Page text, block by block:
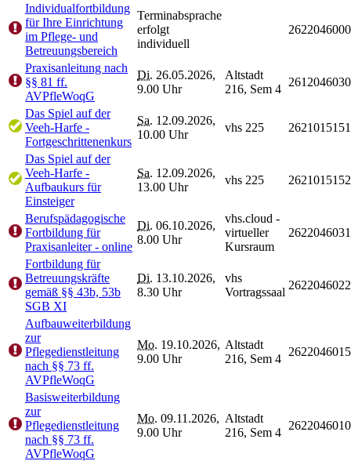
Individualfortbildung
für Ihre Einrichtung
im Pflege- und
Betreuungsbereich
Terminabsprache
erfolgt
individuell
2622046000
Praxisanleitung nach
§§ 81 ff.
AVPfleWoqG
Di. 26.05.2026,
9.00 Uhr
Altstadt
216, Sem 4
2612046030
Das Spiel auf der
Veeh-Harfe -
Fortgeschrittenenkurs
Sa. 12.09.2026,
10.00 Uhr
vhs 225 2621015151
Das Spiel auf der
Veeh-Harfe -
Aufbaukurs für
Einsteiger
Sa. 12.09.2026,
13.00 Uhr
vhs 225 2621015152
Berufspädagogische
Fortbildung für
Praxisanleiter - online
Di. 06.10.2026,
8.00 Uhr
vhs.cloud -
virtueller
Kursraum
2622046031
Fortbildung für
Betreuungskräfte
gemäß §§ 43b, 53b
SGB XI
Di. 13.10.2026,
8.30 Uhr
vhs
Vortragssaal
2622046022
Aufbauweiterbildung
zur
Pflegedienstleitung
nach §§ 73 ff.
AVPfleWoqG
Mo. 19.10.2026,
9.00 Uhr
Altstadt
216, Sem 4
2622046015
Basisweiterbildung
zur
Pflegedienstleitung
nach §§ 73 ff.
AVPfleWoqG
Mo. 09.11.2026,
9.00 Uhr
Altstadt
216, Sem 4
2622046010